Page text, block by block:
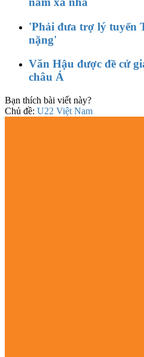
'Phải đưa trợ lý tuyển
nặng'
Văn Hậu được đề cử
châu Á
Bạn thích bài viết này?
Chủ đề: U22 Việt Nam